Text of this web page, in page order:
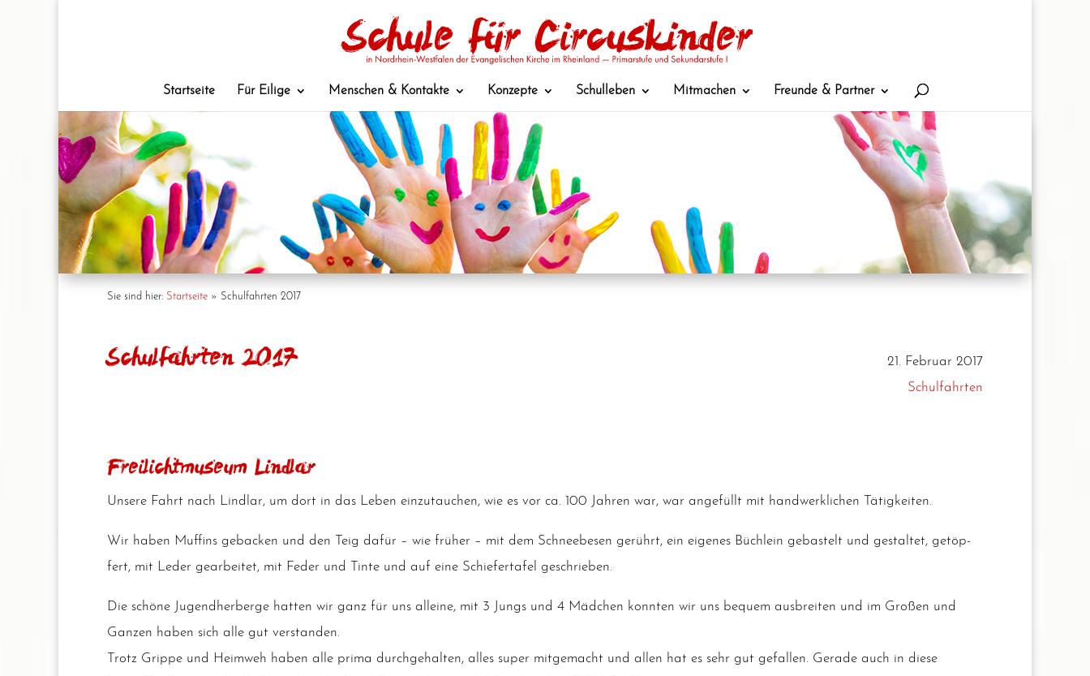
Startseite Für Eilige Menschen & Kontakte Konzepte Schulleben Mitmachen Freunde & Partner
Sie sind hier: Startseite » Schulfahrten 2017
Schulfahrten 2017
21. Februar 2017
Schulfahrten
Freilichtmuseum Lindlar
Unse­re Fahrt nach Lind­lar, um dort in das Leben ein­zu­tau­chen, wie es vor ca. 100 Jah­ren war, war ange­füllt mit hand­werk­li­chen Tätigkeiten.
Wir haben Muf­fins geba­cken und den Teig dafür – wie frü­her – mit dem Schnee­be­sen gerührt, ein eige­nes Büch­lein gebas­telt und gestal­tet, getöp­
fert, mit Leder gear­bei­tet, mit Feder und Tin­te und auf eine Schie­fer­ta­fel geschrieben.
Die schö­ne Jugend­her­ber­ge hat­ten wir ganz für uns allei­ne, mit 3 Jungs und 4 Mäd­chen konn­ten wir uns bequem aus­brei­ten und im Gro­ßen und
Gan­zen haben sich alle gut verstanden.
Trotz Grip­pe und Heim­weh haben alle pri­ma durch­ge­hal­ten, alles super mit­ge­macht und allen hat es sehr gut gefal­len. Gera­de auch in die­se